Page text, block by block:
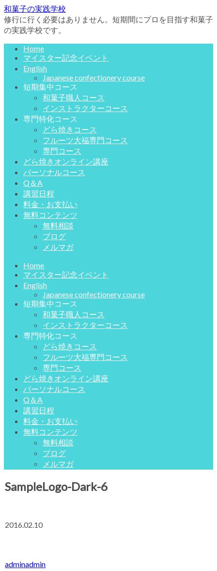
和菓子の実践学校
修行に行く必要はありません。短期間にプロを目指す和菓子
の実践学校です。
Home
マイスター記念イベント
English
Japanese confectionery course
短期集中コース
和菓子職人コース
インストラクターコース
専門特化コース
どら焼きコース
フルーツ大福専門コース
専門コース
どら焼きオンライン講座
パーソナルコース
Q＆A
講習日程
料金・お支払い
無料コンテンツ
無料相談
ブログ
メルマガ
Home
マイスター記念イベント
English
Japanese confectionery course
短期集中コース
和菓子職人コース
インストラクターコース
専門特化コース
どら焼きコース
フルーツ大福専門コース
専門コース
どら焼きオンライン講座
パーソナルコース
Q＆A
講習日程
料金・お支払い
無料コンテンツ
無料相談
ブログ
メルマガ
SampleLogo-Dark-6
2016.02.10
adminadmin